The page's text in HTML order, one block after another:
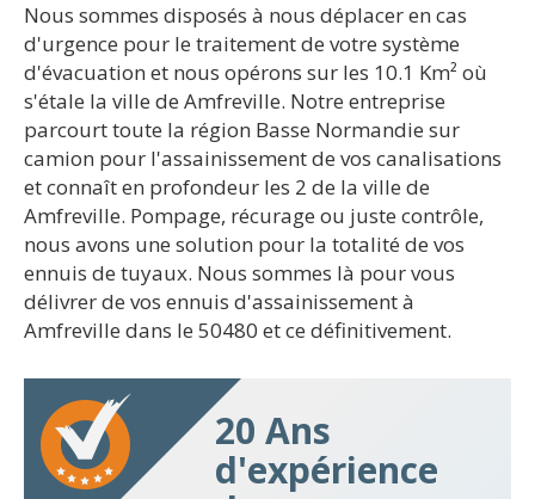
Nous sommes disposés à nous déplacer en cas
d'urgence pour le traitement de votre système
d'évacuation et nous opérons sur les 10.1 Km² où
s'étale la ville de Amfreville. Notre entreprise
parcourt toute la région Basse Normandie sur
camion pour l'assainissement de vos canalisations
et connaît en profondeur les 2 de la ville de
Amfreville. Pompage, récurage ou juste contrôle,
nous avons une solution pour la totalité de vos
ennuis de tuyaux. Nous sommes là pour vous
délivrer de vos ennuis d'assainissement à
Amfreville dans le 50480 et ce définitivement.
20 Ans
d'expérience